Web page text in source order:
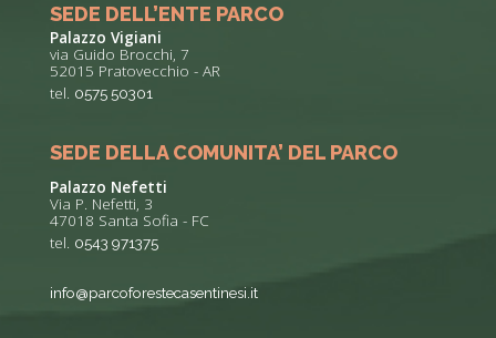
SEDE DELL’ENTE PARCO
Palazzo Vigiani
via Guido Brocchi, 7
52015 Pratovecchio - AR
tel. 0575 50301
SEDE DELLA COMUNITA’ DEL PARCO
Palazzo Nefetti
Via P. Nefetti, 3
47018 Santa Sofia - FC
tel. 0543 971375
info@parcoforestecasentinesi.it